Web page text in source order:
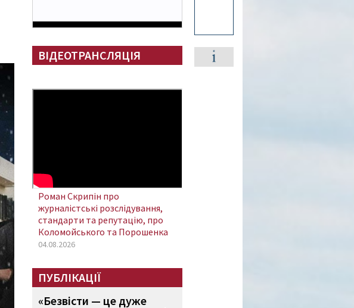
ВІДЕОТРАНСЛЯЦІЯ
Роман Скрипін про
журналістські розслідування,
стандарти та репутацію, про
Коломойського та Порошенка
04.08.2026
ПУБЛІКАЦІЇ
«Безвісти — це дуже